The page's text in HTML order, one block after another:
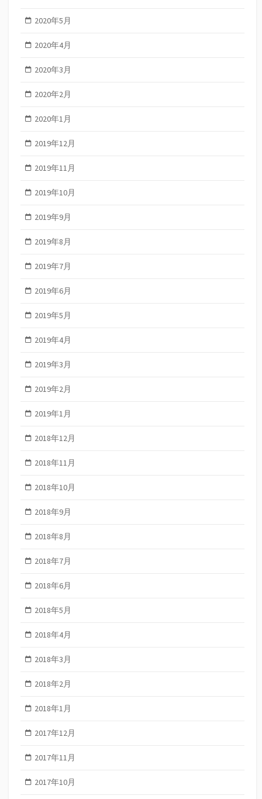
2020年5月
2020年4月
2020年3月
2020年2月
2020年1月
2019年12月
2019年11月
2019年10月
2019年9月
2019年8月
2019年7月
2019年6月
2019年5月
2019年4月
2019年3月
2019年2月
2019年1月
2018年12月
2018年11月
2018年10月
2018年9月
2018年8月
2018年7月
2018年6月
2018年5月
2018年4月
2018年3月
2018年2月
2018年1月
2017年12月
2017年11月
2017年10月